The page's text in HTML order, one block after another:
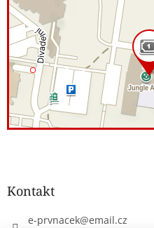
Kontakt
e-prvnacek@email.cz